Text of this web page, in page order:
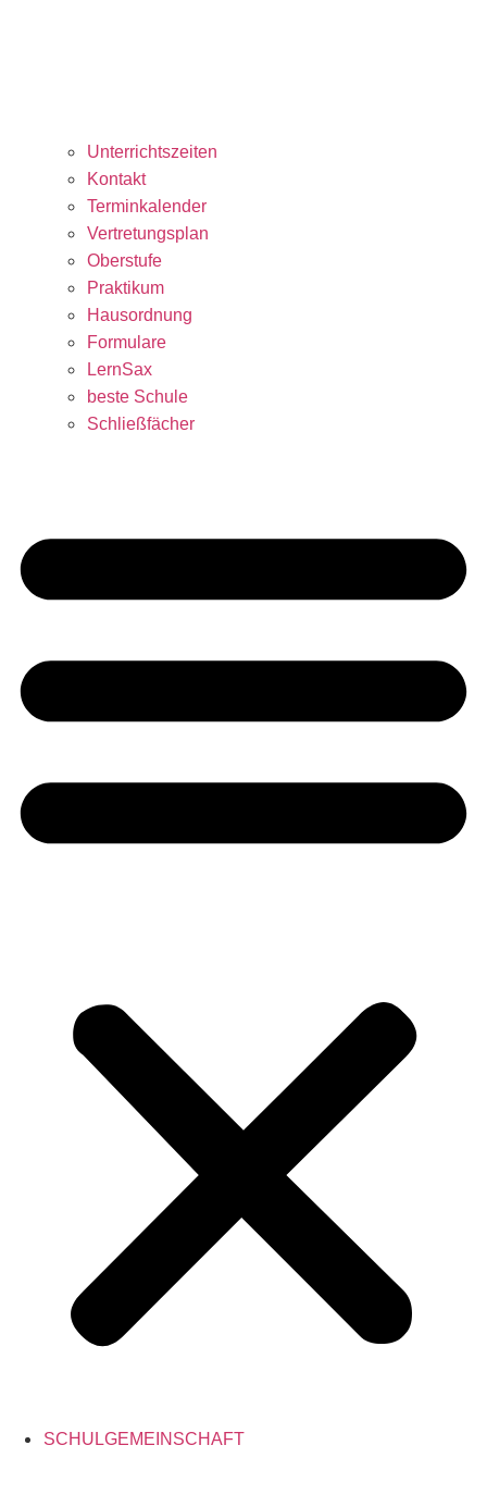
Unterrichtszeiten
Kontakt
Terminkalender
Vertretungsplan
Oberstufe
Praktikum
Hausordnung
Formulare
LernSax
beste Schule
Schließfächer
SCHULGEMEINSCHAFT